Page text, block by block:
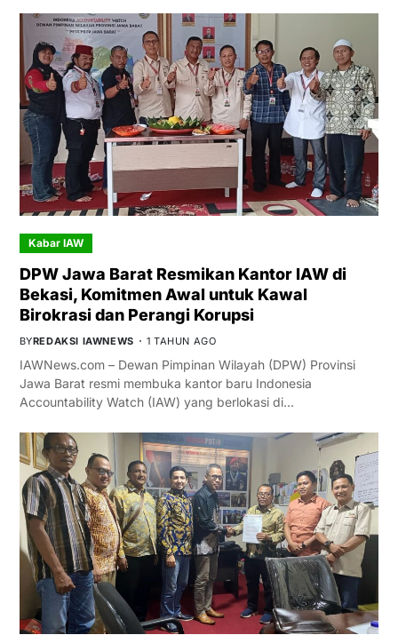
Kabar IAW
DPW Jawa Barat Resmikan Kantor IAW di
Bekasi, Komitmen Awal untuk Kawal
Birokrasi dan Perangi Korupsi
BYREDAKSI IAWNEWS 1 TAHUN AGO
IAWNews.com – Dewan Pimpinan Wilayah (DPW) Provinsi
Jawa Barat resmi membuka kantor baru Indonesia
Accountability Watch (IAW) yang berlokasi di…